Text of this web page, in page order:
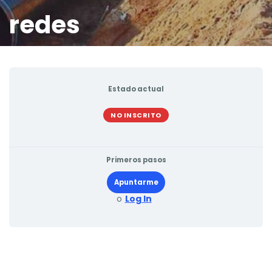
redes
Estado actual
NO INSCRITO
Primeros pasos
Apuntarme
o Log In